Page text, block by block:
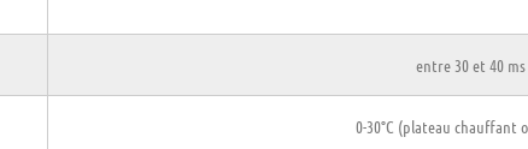
entre 30 et 40 ms
0-30°C (plateau chauffant